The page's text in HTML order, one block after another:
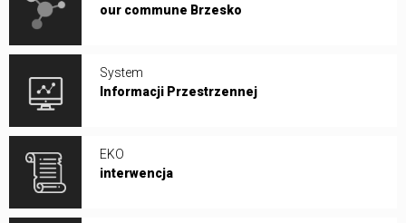
our commune Brzesko
System
Informacji Przestrzennej
EKO
interwencja